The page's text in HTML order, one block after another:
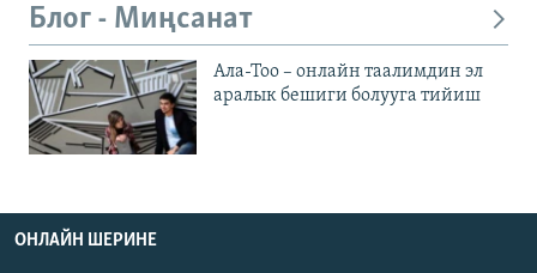
Блог - Миңсанат
Ала-Тоо – онлайн таалимдин эл
аралык бешиги болууга тийиш
ОНЛАЙН ШЕРИНЕ